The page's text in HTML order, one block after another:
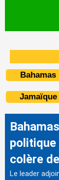
Bahamas
Jamaïque
politique
colère
Le leader